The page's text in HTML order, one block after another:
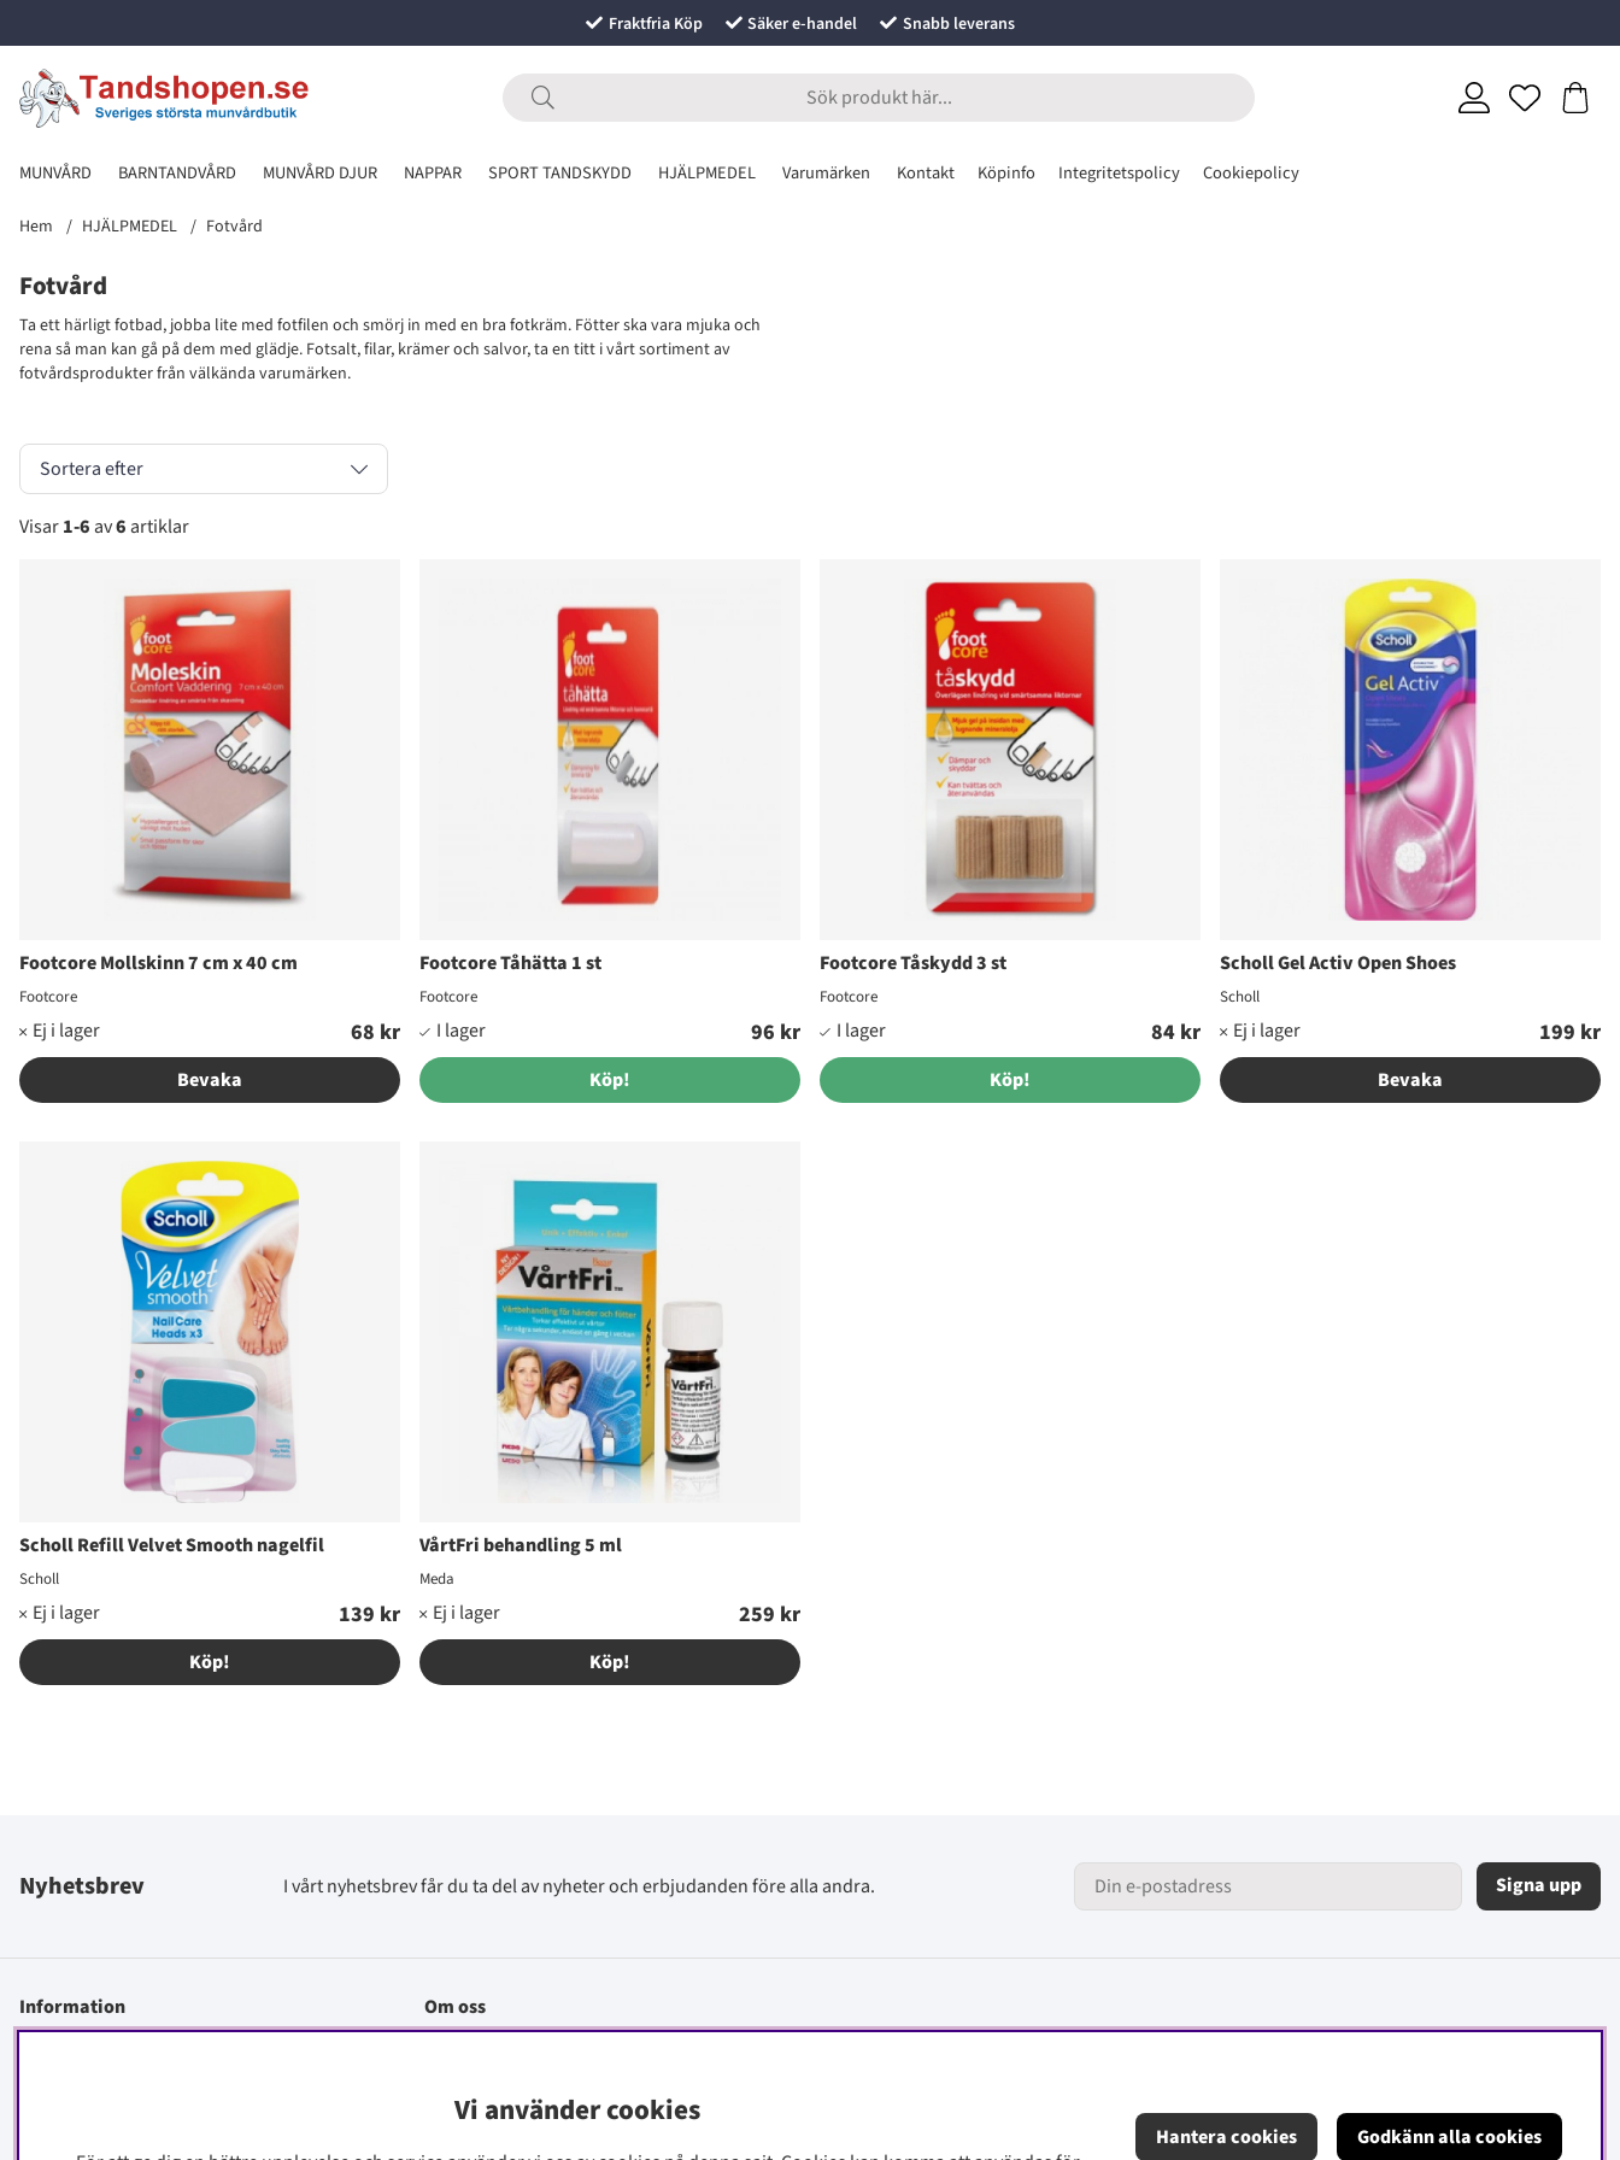
Fraktfria Köp Säker e-handel Snabb leverans
MUNVÅRD BARNTANDVÅRD MUNVÅRD DJUR NAPPAR SPORT TANDSKYDD HJÄLPMEDEL Varumärken Kontakt Köpinfo Integritetspolicy Cookiepolicy
Hem HJÄLPMEDEL Fotvård
Fotvård
Ta ett härligt fotbad, jobba lite med fotfilen och smörj in med en bra fotkräm. Fötter ska vara mjuka och
rena så man kan gå på dem med glädje. Fotsalt, filar, krämer och salvor, ta en titt i vårt sortiment av
fotvårdsprodukter från välkända varumärken.
Sortera efter
Visar1-6 av6 artiklar
Footcore Mollskinn 7 cm x 40 cm
Footcore
68 kr
Bevaka
Footcore Tåhätta 1 st
Footcore
96 kr
Köp!
Footcore Tåskydd 3 st
Footcore
84 kr
Köp!
Scholl Gel Activ Open Shoes
Scholl
199 kr
Bevaka
Scholl Refill Velvet Smooth nagelfil
Scholl
139 kr
Köp!
VårtFri behandling 5 ml
Meda
259 kr
Köp!
Nyhetsbrev I vårt nyhetsbrev får du ta del av nyheter och erbjudanden före alla andra. Signa upp
Information
Om oss
Vi använder cookies
Hantera cookies Godkänn alla cookies